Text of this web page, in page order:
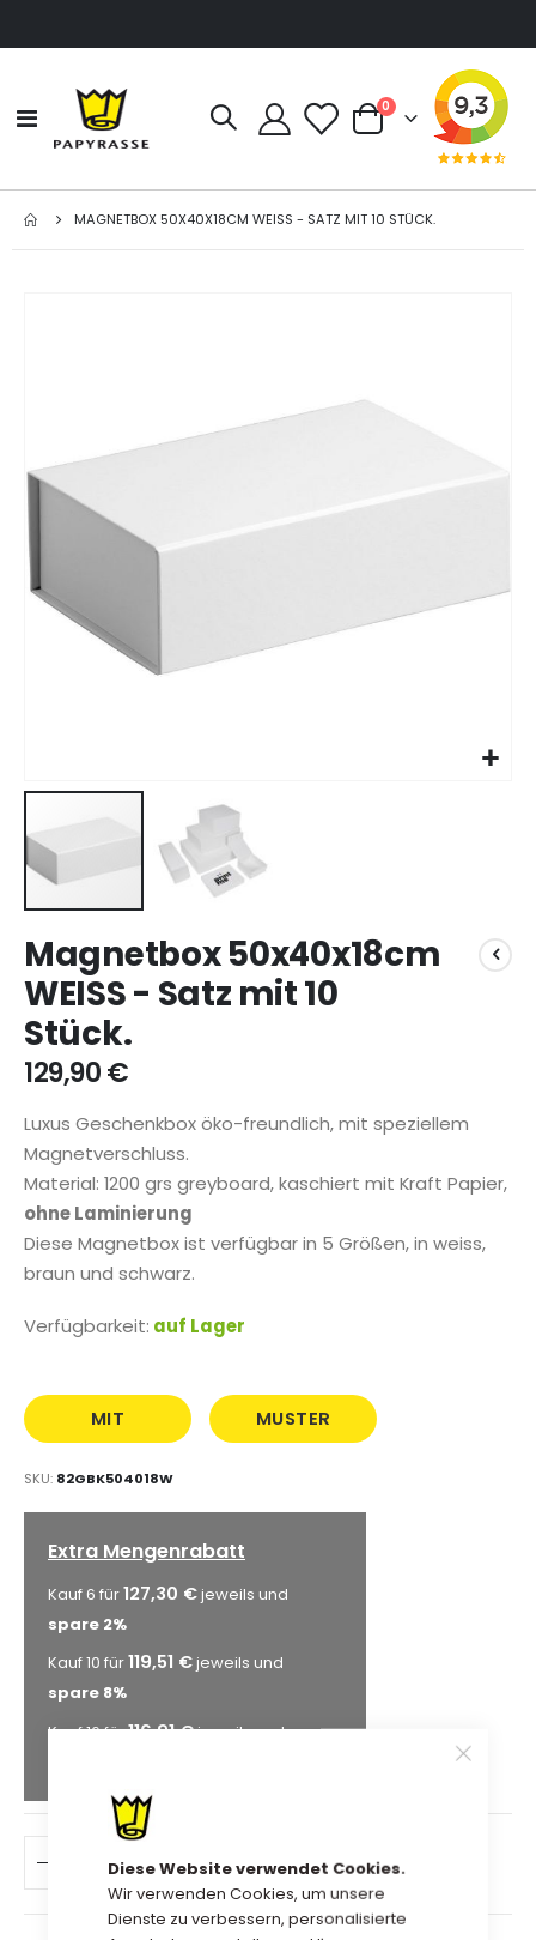
Diese Website verwendet Cookies.
Wir verwenden Cookies, um unsere
Dienste zu verbessern, personalisierte
Navigation
umschalten
Cart
0Artikel
MAGNETBOX 50X40X18CM WEISS - SATZ MIT 10 STÜCK.
Anfang
der
Bildgalerie
springen
Magnetbox 50x40x18cm
WEISS - Satz mit 10
Stück.
129,90 €
Luxus Geschenkbox öko-freundlich, mit speziellem
Magnetverschluss.
Material: 1200 grs greyboard, kaschiert mit Kraft Papier,
ohne Laminierung
Diese Magnetbox ist verfügbar in 5 Größen, in weiss,
braun und schwarz.
Verfügbarkeit: auf Lager
MIT
MUSTER
SKU 82GBK504018W
Extra Mengenrabatt
Kauf 6 für127,30 €jeweils und
spare 2%
Kauf 10 für119,51 €jeweils und
spare 8%
Kauf 16 für116,91 €jeweils und
IN DEN WARENKORB